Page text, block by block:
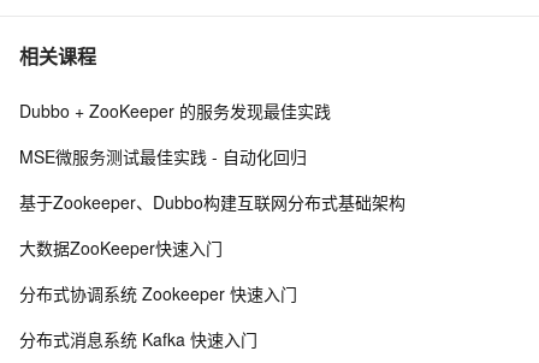
7 SpringBoot整合Kafka简单配置实现生产消费
8 Apache Kafka——一个不同的消息系统
Files\kafka\kafka_2.12-2.0.0\libs\activation-1.1.1.ja
r;C:\Program
10springboot集成kafka
相关课程
Dubbo + ZooKeeper 的服务发现最佳实践
MSE微服务测试最佳实践 - 自动化回归
基于Zookeeper、Dubbo构建互联网分布式基础架构
大数据ZooKeeper快速入门
分布式协调系统 Zookeeper 快速入门
分布式消息系统 Kafka 快速入门